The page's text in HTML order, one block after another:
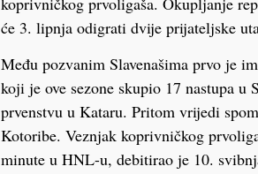
će 3. lipnja odigrati dvije prijateljske
Među pozvanim Slavenašima prvo je
koji je ove sezone skupio 17 nastupa
prvenstvu u Kataru. Pritom vrijedi
Kotoribe. Veznjak koprivničkog
minute u HNL-u, debitirao je 10.